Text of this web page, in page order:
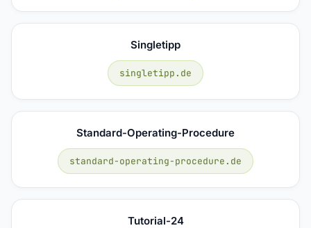
Singletipp
singletipp.de
Standard-Operating-Procedure
standard-operating-procedure.de
Tutorial-24